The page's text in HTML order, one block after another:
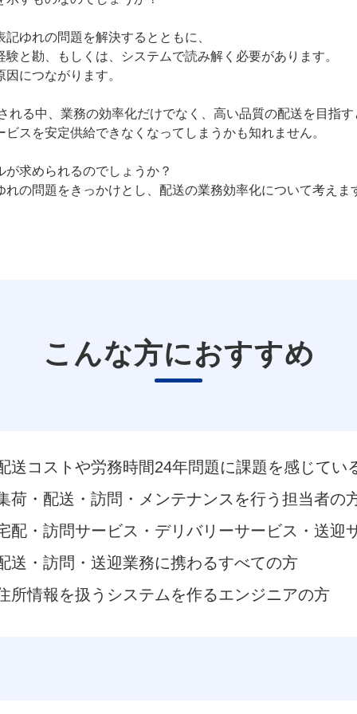
ゆれの問題を解決するとともに、
と勘、もしくは、システムで読み解く必要があります。
につながります。
れる中、業務の効率化だけでなく、高い品質の配送を目指
スを安定供給できなくなってしまうかも知れません。
求められるのでしょうか？
の問題をきっかけとし、配送の業務効率化について考えま
こんな方におすすめ
送コストや労務時間24年問題に課題を感じてい
荷・配送・訪問・メンテナンスを行う担当者の
配・訪問サービス・デリバリーサービス・送迎
送・訪問・送迎業務に携わるすべての方
所情報を扱うシステムを作るエンジニアの方